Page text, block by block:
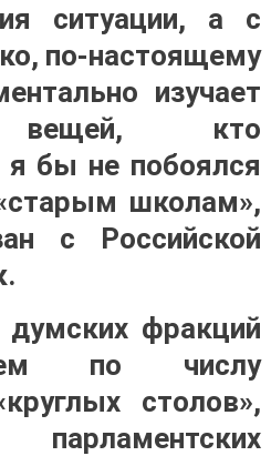
ситуации, а с
по-настоящему
изучает
вещей, кто
бы не побоялся
школам»,
с Российской
фракций
по числу
столов»,